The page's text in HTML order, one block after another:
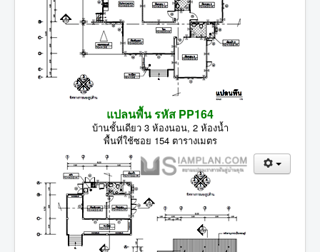
แปลนพื้น รหัส PP164
บ้านชั้นเดียว 3 ห้องนอน, 2 ห้องน้ำ
พื้นที่ใช้ซอย 154 ตารางเมตร